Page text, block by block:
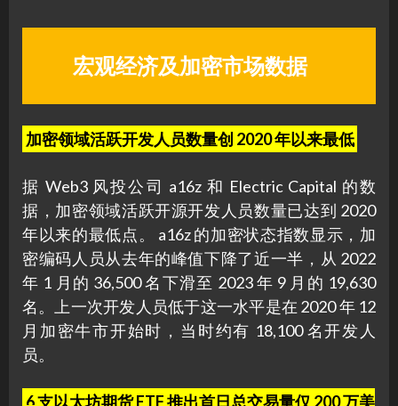
宏观经济及加密市场数据
加密领域活跃开发人员数量创 2020 年以来最低
据 Web3 风投公司 a16z 和 Electric Capital 的数
据，加密领域活跃开源开发人员数量已达到 2020
年以来的最低点。 a16z 的加密状态指数显示，加
密编码人员从去年的峰值下降了近一半，从 2022
年 1 月的 36,500 名下滑至 2023 年 9 月的 19,630
名。上一次开发人员低于这一水平是在 2020 年 12
月加密牛市开始时，当时约有 18,100 名开发人
员。
6 支以太坊期货 ETF 推出首日总交易量仅 200 万美